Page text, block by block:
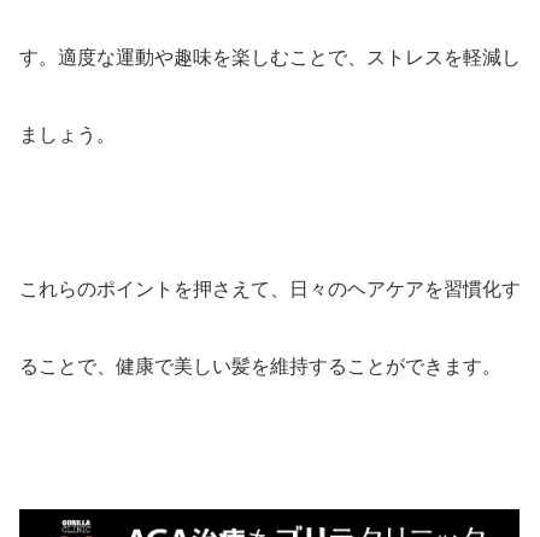
す。適度な運動や趣味を楽しむことで、ストレスを軽減し
ましょう。
これらのポイントを押さえて、日々のヘアケアを習慣化す
ることで、健康で美しい髪を維持することができます。